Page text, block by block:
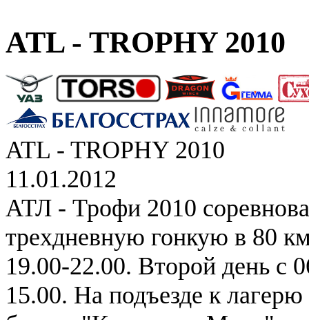
ATL - TROPHY 2010
ATL - TROPHY 2010
11.01.2012
АТЛ - Трофи 2010
трехдневную гонкую в 80
19.00-22.00. Второй день с
15.00. На подъезде к